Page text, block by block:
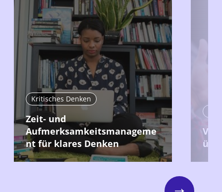
Kritisches Denken
Zeit- und
Aufmerksamkeitsmanageme
nt für klares Denken